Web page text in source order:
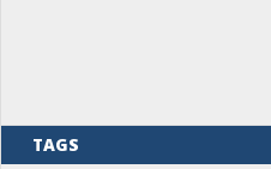
TAGS